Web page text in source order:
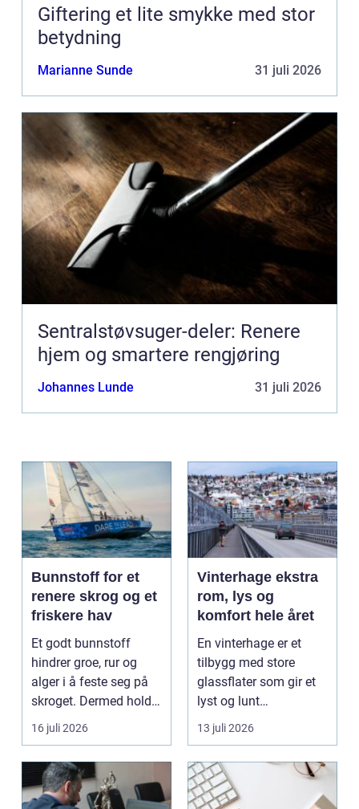
Giftering et lite smykke med stor
betydning
Marianne Sunde 31 juli 2026
Sentralstøvsuger-deler: Renere
hjem og smartere rengjøring
Johannes Lunde 31 juli 2026
Bunnstoff for et
renere skrog og et
friskere hav
Et godt bunnstoff
hindrer groe, rur og
alger i å feste seg på
skroget. Dermed holder
båten bedre far...
16 juli 2026
Vinterhage ekstra
rom, lys og
komfort hele året
En vinterhage er et
tilbygg med store
glassflater som gir et
lyst og lunt
oppholdsrom nær
hagen, ogs...
13 juli 2026